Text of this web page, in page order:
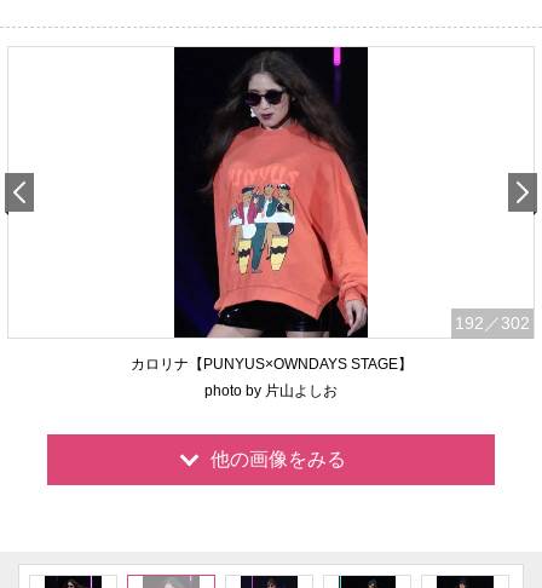
192 ／302
カロリナ【PUNYUS×OWNDAYS STAGE】
photo by 片山よしお
他の画像をみる